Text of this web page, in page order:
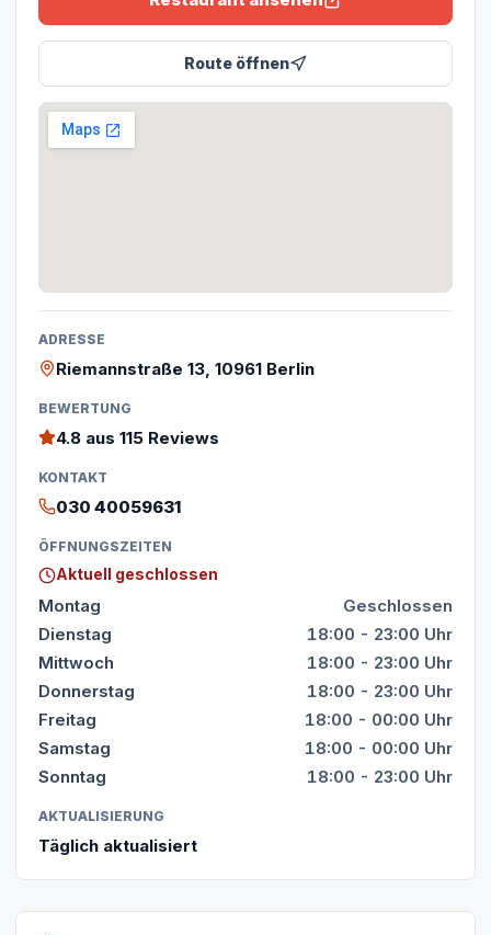
Route öffnen
ADRESSE
Riemannstraße 13, 10961 Berlin
BEWERTUNG
4.8 aus 115 Reviews
KONTAKT
030 40059631
ÖFFNUNGSZEITEN
Aktuell geschlossen
Montag
Geschlossen
Dienstag
18:00 - 23:00 Uhr
Mittwoch
18:00 - 23:00 Uhr
Donnerstag
18:00 - 23:00 Uhr
Freitag
18:00 - 00:00 Uhr
Samstag
18:00 - 00:00 Uhr
Sonntag
18:00 - 23:00 Uhr
AKTUALISIERUNG
Täglich aktualisiert